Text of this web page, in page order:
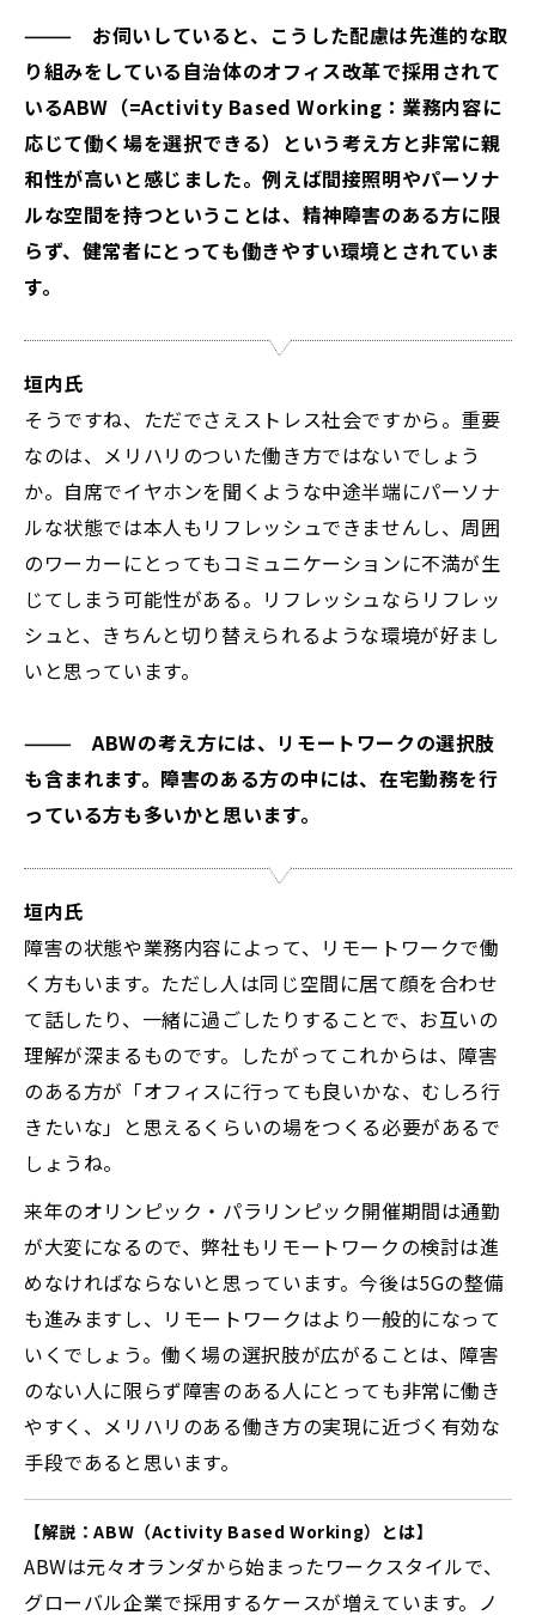
——— お伺いしていると、こうした配慮は先進的な取
り組みをしている自治体のオフィス改革で採用されて
いるABW（=Activity Based Working：業務内容に
応じて働く場を選択できる）という考え方と非常に親
和性が高いと感じました。例えば間接照明やパーソナ
ルな空間を持つということは、精神障害のある方に限
らず、健常者にとっても働きやすい環境とされていま
す。
垣内氏
そうですね、ただでさえストレス社会ですから。重要
なのは、メリハリのついた働き方ではないでしょう
か。自席でイヤホンを聞くような中途半端にパーソナ
ルな状態では本人もリフレッシュできませんし、周囲
のワーカーにとってもコミュニケーションに不満が生
じてしまう可能性がある。リフレッシュならリフレッ
シュと、きちんと切り替えられるような環境が好まし
いと思っています。
——— ABWの考え方には、リモートワークの選択肢
も含まれます。障害のある方の中には、在宅勤務を行
っている方も多いかと思います。
垣内氏
障害の状態や業務内容によって、リモートワークで働
く方もいます。ただし人は同じ空間に居て顔を合わせ
て話したり、一緒に過ごしたりすることで、お互いの
理解が深まるものです。したがってこれからは、障害
のある方が「オフィスに行っても良いかな、むしろ行
きたいな」と思えるくらいの場をつくる必要があるで
しょうね。
来年のオリンピック・パラリンピック開催期間は通勤
が大変になるので、弊社もリモートワークの検討は進
めなければならないと思っています。今後は5Gの整備
も進みますし、リモートワークはより一般的になって
いくでしょう。働く場の選択肢が広がることは、障害
のない人に限らず障害のある人にとっても非常に働き
やすく、メリハリのある働き方の実現に近づく有効な
手段であると思います。
【解説：ABW（Activity Based Working）とは】
ABWは元々オランダから始まったワークスタイルで、
グローバル企業で採用するケースが増えています。ノ